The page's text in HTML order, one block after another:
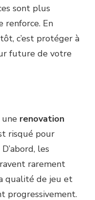
sont plus
renforce. En
c’est protéger à
future de votre
renovation
risqué pour
les
rarement
qualité de jeu et
progressivement.